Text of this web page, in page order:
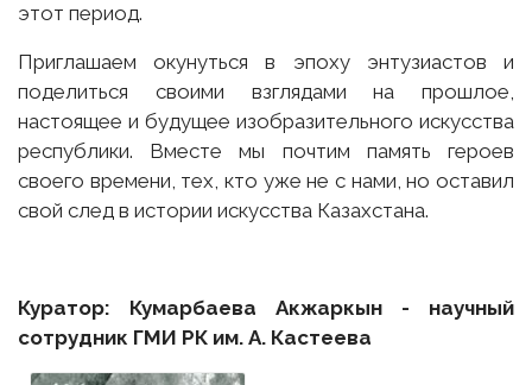
этот период.
Приглашаем окунуться в эпоху энтузиастов и
поделиться своими взглядами на прошлое,
настоящее и будущее изобразительного искусства
республики. Вместе мы почтим память героев
своего времени, тех, кто уже не с нами, но оставил
свой след в истории искусства Казахстана.
Куратор: Кумарбаева Акжаркын - научный
сотрудник ГМИ РК им. А. Кастеева